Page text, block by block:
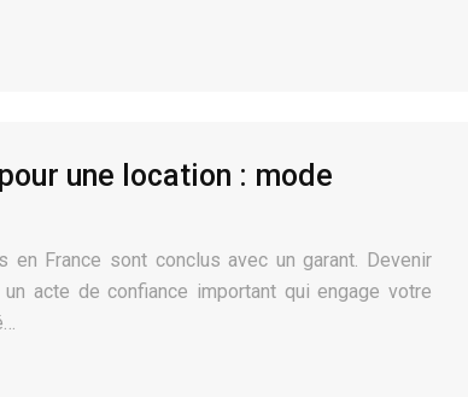
une location : mode
France sont conclus avec un garant. Devenir
acte de confiance important qui engage votre